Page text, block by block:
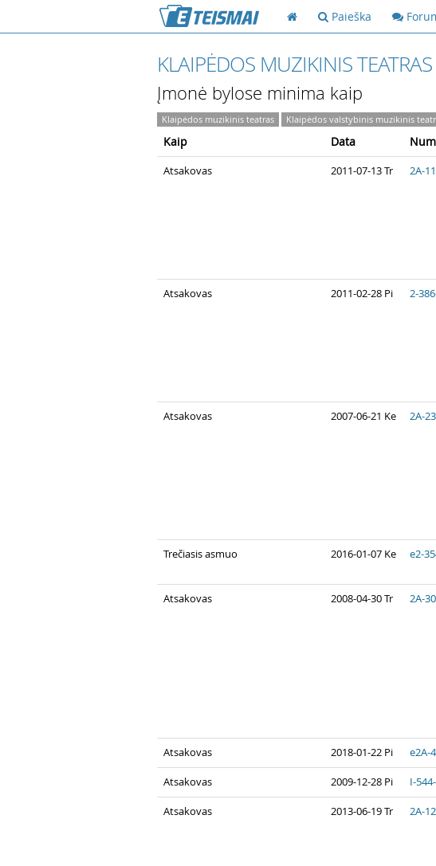
Paieška
KLAIPĖDOS MUZIKINIS TEATRAS
Įmonė bylose minima kaip
Klaipėdos muzikinis teatras Klaipėdos valstybinis muzikinis
Kaip Data
Atsakovas 2011-07-13 Tr 2A-
Atsakovas 2011-02-28 Pi 2-
Atsakovas 2007-06-21 Ke 2A-
Trečiasis asmuo 2016-01-07 Ke e2-
Atsakovas 2008-04-30 Tr 2A-
Atsakovas 2018-01-22 Pi e2A-
Atsakovas 2009-12-28 Pi I-
Atsakovas 2013-06-19 Tr 2A-